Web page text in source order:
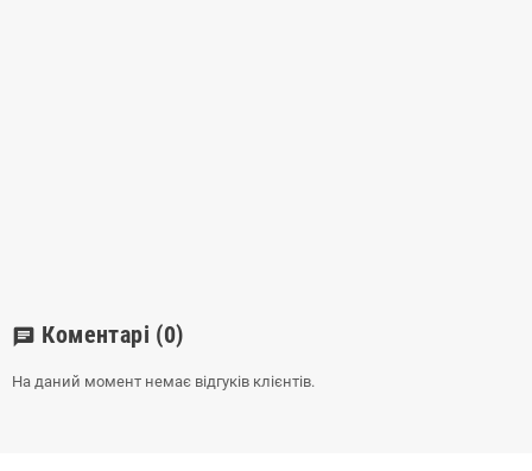
chat Коментарі (0)
На даний момент немає відгуків клієнтів.